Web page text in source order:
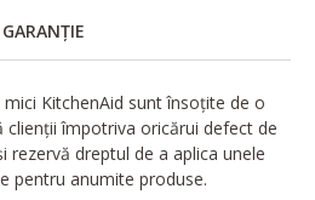
GARANȚIE
KitchenAid sunt însoțite de o
clienții împotriva oricărui defect de
rezervă dreptul de a aplica unele
pentru anumite produse.